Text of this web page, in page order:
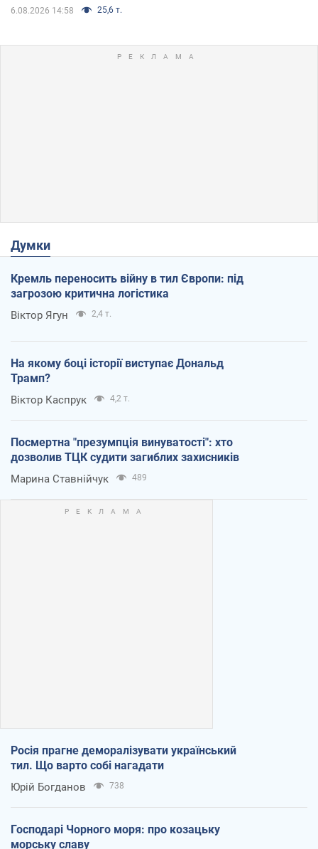
6.08.2026 14:58 25,6 т.
Думки
Кремль переносить війну в тил Європи: під
загрозою критична логістика
Віктор Ягун 2,4 т.
На якому боці історії виступає Дональд
Трамп?
Віктор Каспрук 4,2 т.
Посмертна "презумпція винуватості": хто
дозволив ТЦК судити загиблих захисників
Марина Ставнійчук 489
Росія прагне деморалізувати український
тил. Що варто собі нагадати
Юрій Богданов 738
Господарі Чорного моря: про козацьку
морську славу